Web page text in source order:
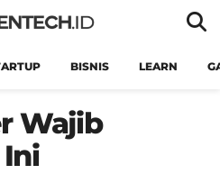
BISNIS LEARN
Wajib